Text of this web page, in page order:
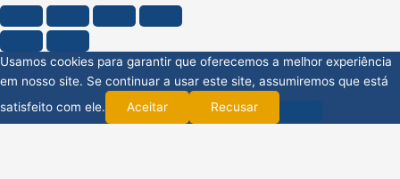
Usamos cookies para garantir que oferecemos a melhor experiência
em nosso site. Se continuar a usar este site, assumiremos que está
satisfeito com ele.
Aceitar Recusar